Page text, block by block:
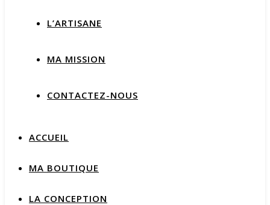
L’ARTISANE
MA MISSION
CONTACTEZ-NOUS
ACCUEIL
MA BOUTIQUE
LA CONCEPTION